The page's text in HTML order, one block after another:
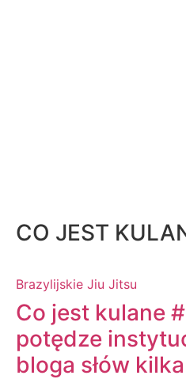
CO JEST
Brazylijskie Jiu Jitsu
Co jest kulane
potędze
bloga słów kilka